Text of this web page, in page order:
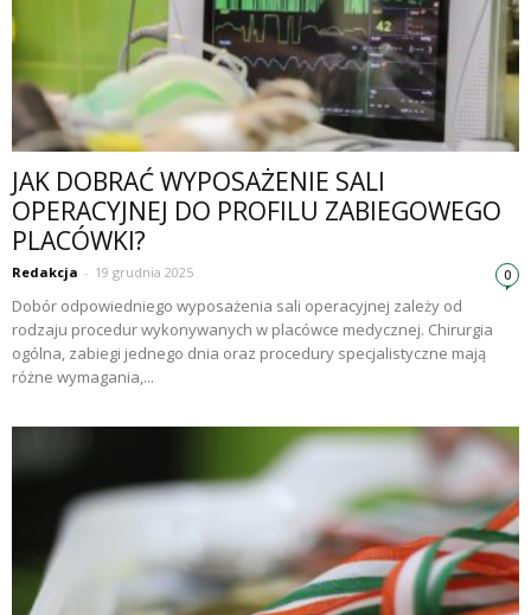
JAK DOBRAĆ WYPOSAŻENIE SALI
OPERACYJNEJ DO PROFILU ZABIEGOWEGO
PLACÓWKI?
Redakcja - 19 grudnia 2025 0
Dobór odpowiedniego wyposażenia sali operacyjnej zależy od
rodzaju procedur wykonywanych w placówce medycznej. Chirurgia
ogólna, zabiegi jednego dnia oraz procedury specjalistyczne mają
różne wymagania,...